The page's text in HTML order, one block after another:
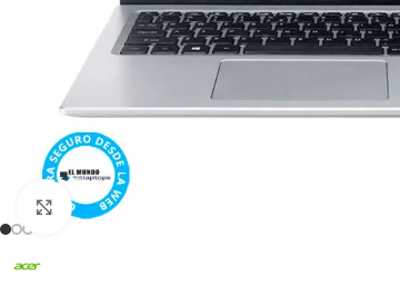
Click para agrandar